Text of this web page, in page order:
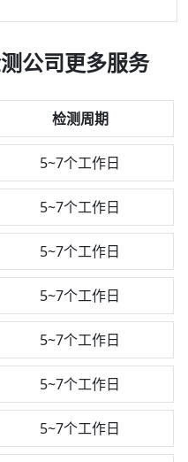
公司更多服务
检测周期
5~7个工作日
5~7个工作日
5~7个工作日
5~7个工作日
5~7个工作日
5~7个工作日
5~7个工作日